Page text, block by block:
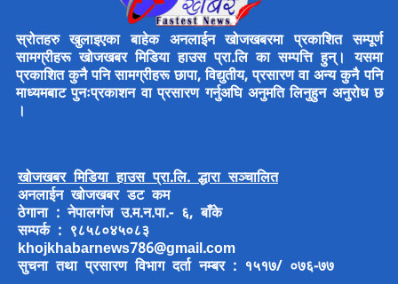
स्रोतहरु खुलाइएका बाहेक अनलाईन खोजखबरमा प्रकाशित सम्पूर्ण
सामग्रीहरू खोजखबर मिडिया हाउस प्रा.लि का सम्पत्ति हुन्। यसमा
प्रकाशित कुनै पनि सामग्रीहरू छापा, विद्युतीय, प्रसारण वा अन्य कुनै पनि
माध्यमबाट पुनःप्रकाशन वा प्रसारण गर्नुअघि अनुमति लिनुहुन अनुरोध छ
।
खोजखबर मिडिया हाउस प्रा.लि. द्धारा सञ्चालित
अनलाईन खोजखबर डट कम
ठेगाना : नेपालगंज उ.म.न.पा.- ६, बाँके
सम्पर्क : ९८५८०४५०८३
khojkhabarnews786@gmail.com
सुचना तथा प्रसारण विभाग दर्ता नम्बर : १५१७/ ०७६-७७